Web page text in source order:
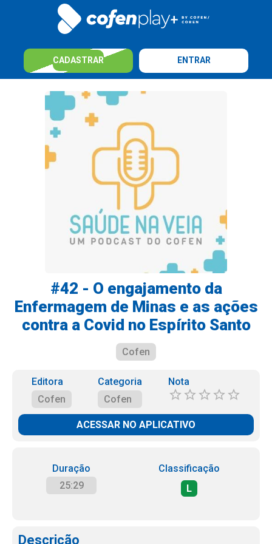
CADASTRAR ENTRAR
#42 - O engajamento da
Enfermagem de Minas e as ações
contra a Covid no Espírito Santo
Cofen
Editora
Cofen
Categoria
Cofen
Nota
ACESSAR NO APLICATIVO
Duração
25:29
Classificação
L
Descrição